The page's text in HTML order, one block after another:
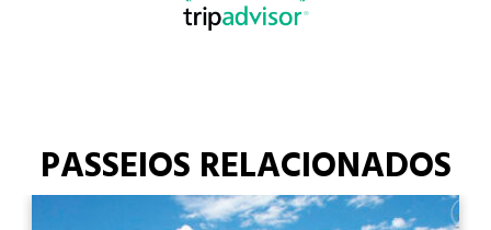
PASSEIOS RELACIONADOS